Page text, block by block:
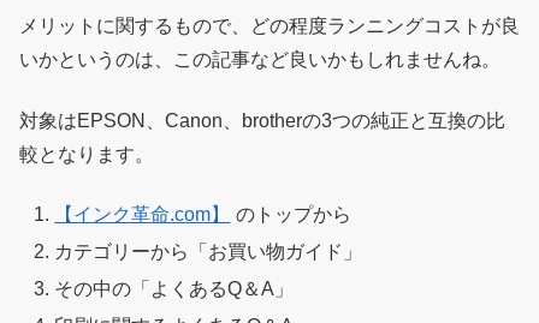
メリットに関するもので、どの程度ランニングコストが良
いかというのは、この記事など良いかもしれませんね。
対象はEPSON、Canon、brotherの3つの純正と互換の比
較となります。
【インク革命.com】
のトップから
カテゴリーから「お買い物ガイド」
その中の「よくあるQ＆A」